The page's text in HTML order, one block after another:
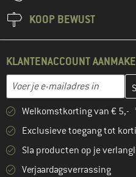
KOOP BEWUST
KLANTENACCOUNT
E-mailadres
Vul je e-mailadres hier in en
Welkomstkorting van € 5,-
Exclusieve toegang tot
Sla producten op je
Verjaardagsverrassing